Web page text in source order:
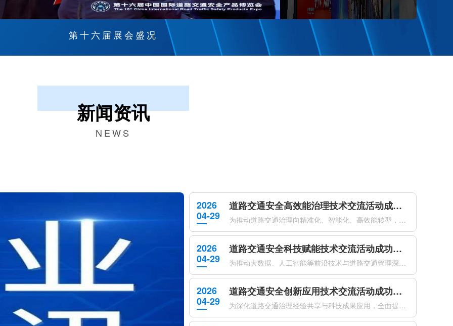
第十六届展会盛况
新闻资讯
NEWS
2026
04-29
道路交通安全高效能治理技术交流活动成功举办
为推动道路交通治理向精准化、智能化、高效能转型，加快先进技术在交通安全治理中的落地应用。2026年4月21日下午，由公安部道路交通安全研究中心、中国道路交通安全协会共同主办的道路交通安全高效能治理技术交流活动在南京国际博览会议中心成功举办。来自公安交通管理部门、科研机构、高等院校及相关企业的专家代表...
2026
04-29
道路交通安全科技赋能技术交流活动成功举办
为推动大数据、人工智能等前沿技术与道路交通管理深度融合，以科技创新赋能交管工作提质增效，全面提升道路交通安全治理现代化水平，2026年4月21日下午，由公安部道路交通安全研究中心、中国道路交通安全协会联合主办的道路交通安全科技赋能技术交流活动在南京国际博览会议中心成功举办。来自公安交通管理部门、科研...
2026
04-29
道路交通安全创新应用技术交流活动成功举办
为深化道路交通治理经验共享与科技成果应用，全面提升道路交通安全治理现代化水平，2026年4月21日下午，由公安部道路交通安全研究中心、中国道路交通安全协会共同主办的道路交通安全创新应用技术交流活动在南京国际博览会议中心成功举办。来自全国公安交通管理部门、科研院所、高等院校及科技企业的代表，共同聚焦道...